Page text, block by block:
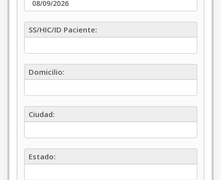
SS/HIC/ID
Paciente:
SS/HIC/ID Paciente:
Domicilio:
Domicilio:
Ciudad:
Ciudad:
Estado:
Estado: